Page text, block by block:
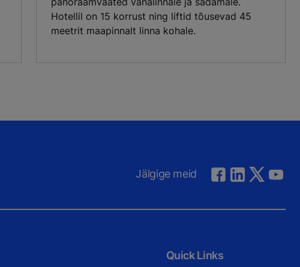
Hotellil on 15 korrust ning liftid tõusevad 45
meetrit maapinnalt linna kohale.
Jälgige meid
Quick Links